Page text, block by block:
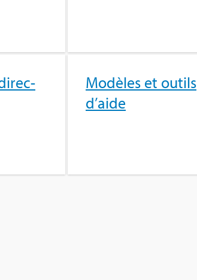
Modèles et outils
d’aide